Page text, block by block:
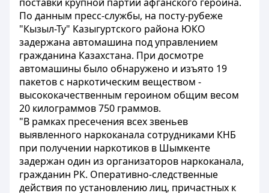
По данным пресс-службы, на посту-рубеже
"Кызыл-Ту" Казыгуртского района ЮКО
задержана автомашина под управлением
гражданина Казахстана. При досмотре
автомашины было обнаружено и изъято 19
пакетов с наркотическим веществом -
высококачественным героином общим весом
20 килограммов 750 граммов.
"В рамках пресечения всех звеньев
выявленного наркоканала сотрудниками КНБ
при получении наркотиков в Шымкенте
задержан один из организаторов наркоканала,
гражданин РК. Оперативно-следственные
действия по установлению лиц, причастных к